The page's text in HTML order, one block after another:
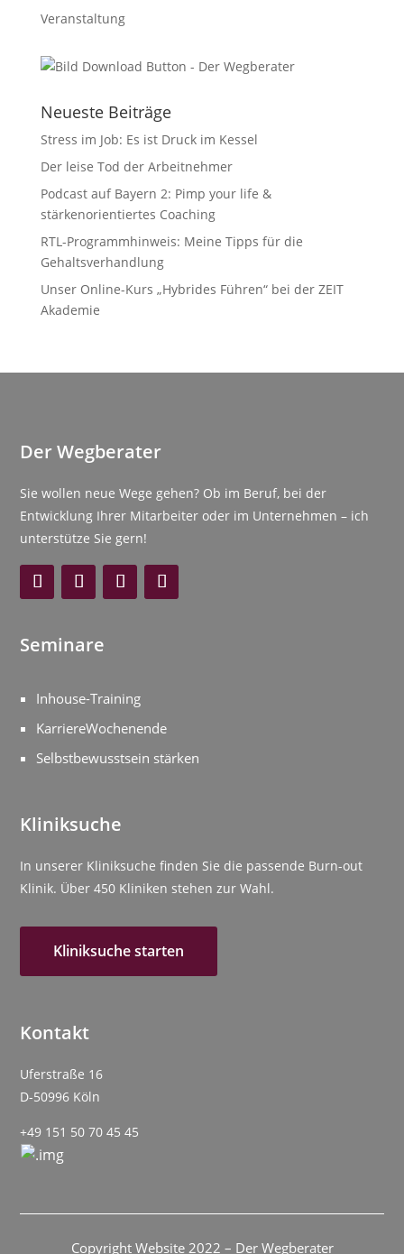
Veranstaltung
Neueste Beiträge
Stress im Job: Es ist Druck im Kessel
Der leise Tod der Arbeitnehmer
Podcast auf Bayern 2: Pimp your life &
stärkenorientiertes Coaching
RTL-Programmhinweis: Meine Tipps für die
Gehaltsverhandlung
Unser Online-Kurs „Hybrides Führen“ bei der ZEIT
Akademie
Der Wegberater
Sie wollen neue Wege gehen? Ob im Beruf, bei der
Entwicklung Ihrer Mitarbeiter oder im Unternehmen – ich
unterstütze Sie gern!
Seminare
Inhouse-Training
KarriereWochenende
Selbstbewusstsein stärken
Kliniksuche
In unserer Kliniksuche finden Sie die passende Burn-out
Klinik. Über 450 Kliniken stehen zur Wahl.
Kliniksuche starten
Kontakt
Uferstraße 16
D-50996 Köln
+49 151 50 70 45 45
Copyright Website 2022 – Der Wegberater